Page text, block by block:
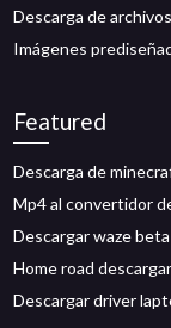
Descarga de
Imágenes
Featured
Descarga de
Mp4 al convertidor
Descargar waze
Home road
Descargar driver